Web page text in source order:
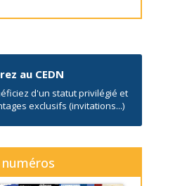
au CEDN
d'un statut privilégié et
exclusifs (invitations...)